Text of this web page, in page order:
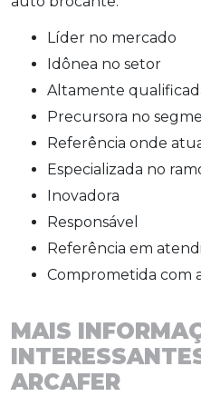
líder no mercado
idônea no setor
altamente
precursora no
referência onde
especializada no
inovadora
responsável
referência em
comprometida com
MAIS
ARCAFER